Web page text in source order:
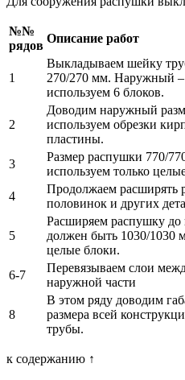
№№
рядов
Описание работ
1
Выкладываем шейку
270/270 мм. Наружный –
используем 6 блоков.
2
Доводим наружный
используем обрезки
пластины.
3
Размер распушки 770/
используем только
4
Продолжаем расширять
половинок и других
5
Расширяем распушку до
должен быть 1030/1030
целые блоки.
6-7
Перевязываем слои
наружной части
8
В этом ряду доводим
размера всей
трубы.
к содержанию ↑